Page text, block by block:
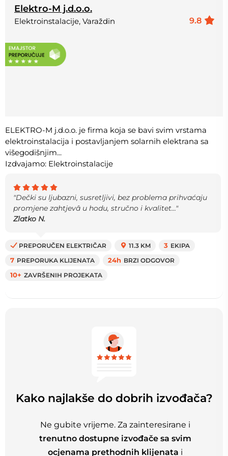
Elektro-M j.d.o.o.
9.8
Elektroinstalacije, Varaždin
ELEKTRO-M j.d.o.o. je firma koja se bavi svim vrstama
elektroinstalacija i postavljanjem solarnih elektrana sa
višegodišnjim...
Izdvajamo: Elektroinstalacije
"Dečki su ljubazni, susretljivi, bez problema prihvaćaju
promjene zahtjevâ u hodu, stručno i kvalitet..."
Zlatko N.
PREPORUČEN ELEKTRIČAR 11.3 KM 3 EKIPA
7 PREPORUKA KLIJENATA 24h BRZI ODGOVOR
10+ ZAVRŠENIH PROJEKATA
Kako najlakše do dobrih izvođača?
Ne gubite vrijeme. Za zainteresirane i
trenutno dostupne izvođače sa svim
ocjenama prethodnih klijenata i